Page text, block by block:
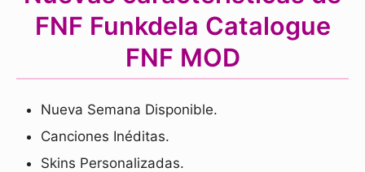
FNF Funkdela Catalogue
FNF MOD
Nueva Semana Disponible.
Canciones Inéditas.
Skins Personalizadas.